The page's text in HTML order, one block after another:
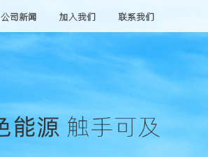
公司新闻 加入我们 联系我们